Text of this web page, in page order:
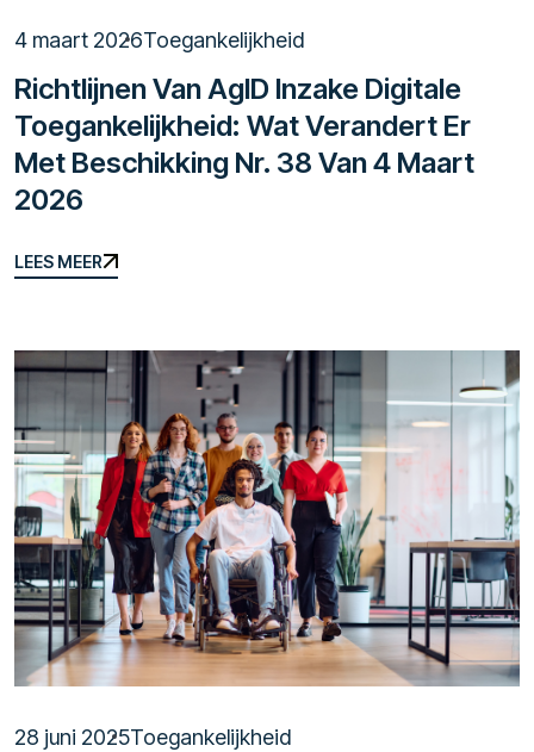
4 maart 2026Toegankelijkheid
Richtlijnen Van AgID Inzake Digitale
Toegankelijkheid: Wat Verandert Er
Met Beschikking Nr. 38 Van 4 Maart
2026
LEES MEER
LEES MEER
28 juni 2025Toegankelijkheid